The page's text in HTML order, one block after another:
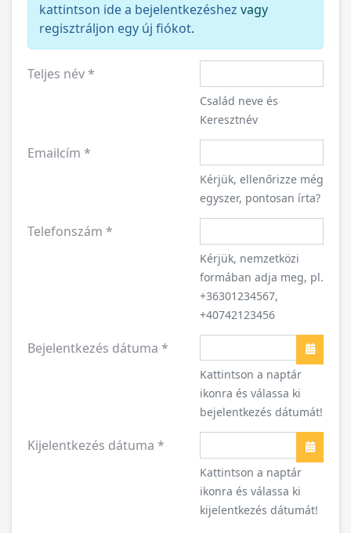
kattintson ide a bejelentkezéshez vagy
regisztráljon egy új fiókot.
Teljes név*
Család neve és
Keresztnév
Emailcím *
Kérjük, ellenőrizze még
egyszer, pontosan írta?
Telefonszám *
Kérjük, nemzetközi
formában adja meg, pl.
+36301234567,
+40742123456
Bejelentkezés dátuma *
Naptár
Kattintson a naptár
ikonra és válassa ki
bejelentkezés dátumát!
Kijelentkezés dátuma *
Naptár
Kattintson a naptár
ikonra és válassa ki
kijelentkezés dátumát!